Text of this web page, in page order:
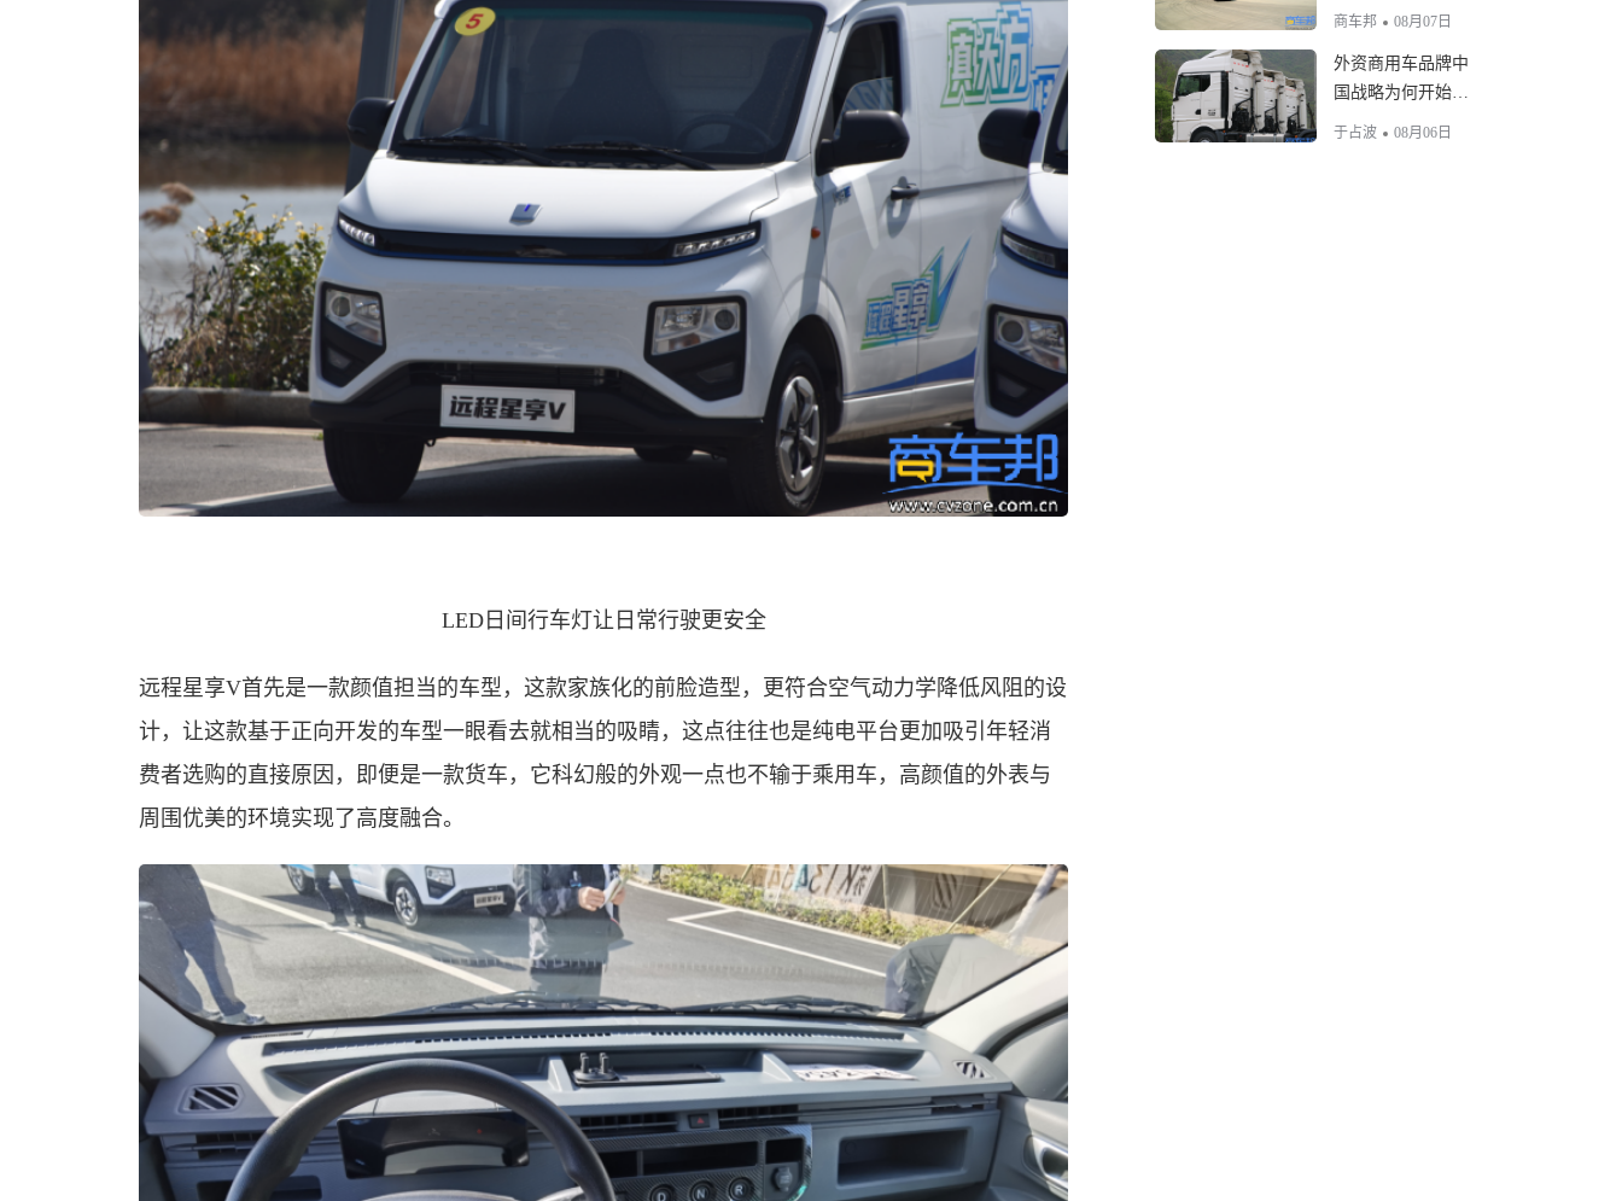
LED日间行车灯让日常行驶更安全
远程星享V首先是一款颜值担当的车型，这款家族化的前脸造型，更符合空气动力学降低风阻的设
计，让这款基于正向开发的车型一眼看去就相当的吸睛，这点往往也是纯电平台更加吸引年轻消
费者选购的直接原因，即便是一款货车，它科幻般的外观一点也不输于乘用车，高颜值的外表与
周围优美的环境实现了高度融合。
征护航全球最大固
商车邦 08月07日
外资商用车品牌中
国战略为何开始转
向
于占波 08月06日